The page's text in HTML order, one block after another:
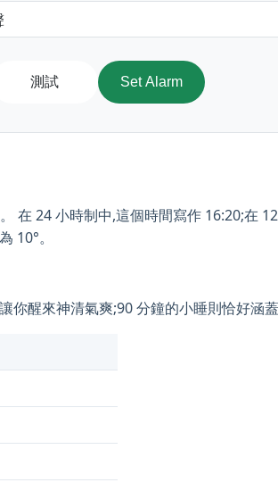
測試 Set Alarm
24 小時制中,這個時間寫作 16:20;在
10°。
你醒來神清氣爽;90 分鐘的小睡則恰好涵